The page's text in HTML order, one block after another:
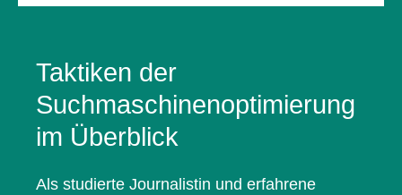
Taktiken der
Suchmaschinenoptimierung
im Überblick
Als studierte Journalistin und erfahrene